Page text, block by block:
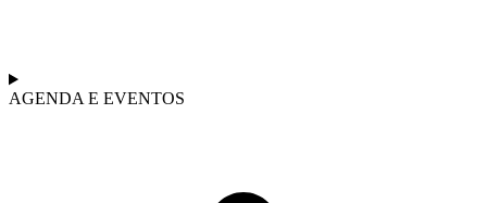
AGENDA E EVENTOS